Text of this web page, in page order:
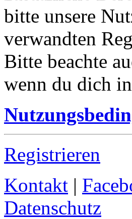
bitte unsere
verwandten
Bitte beachte
wenn du dich
Registrieren
Kontakt |
Datenschutz